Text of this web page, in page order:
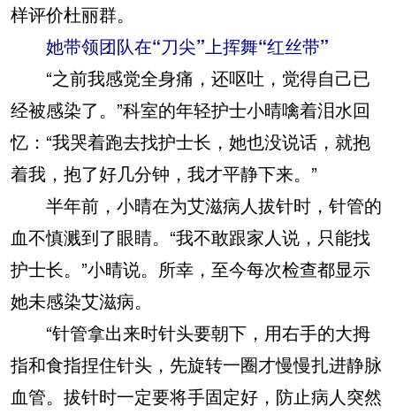
样评价杜丽群。
她带领团队在“刀尖”上挥舞“红丝带”
“之前我感觉全身痛，还呕吐，觉得自己已
经被感染了。”科室的年轻护士小晴噙着泪水回
忆：“我哭着跑去找护士长，她也没说话，就抱
着我，抱了好几分钟，我才平静下来。”
半年前，小晴在为艾滋病人拔针时，针管的
血不慎溅到了眼睛。“我不敢跟家人说，只能找
护士长。”小晴说。所幸，至今每次检查都显示
她未感染艾滋病。
“针管拿出来时针头要朝下，用右手的大拇
指和食指捏住针头，先旋转一圈才慢慢扎进静脉
血管。拔针时一定要将手固定好，防止病人突然